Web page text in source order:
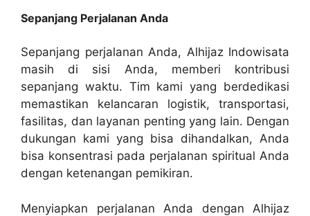
Sepanjang Perjalanan Anda
Sepanjang perjalanan Anda, Alhijaz Indowisata
masih di sisi Anda, memberi kontribusi
sepanjang waktu. Tim kami yang berdedikasi
memastikan kelancaran logistik, transportasi,
fasilitas, dan layanan penting yang lain. Dengan
dukungan kami yang bisa dihandalkan, Anda
bisa konsentrasi pada perjalanan spiritual Anda
dengan ketenangan pemikiran.
Menyiapkan perjalanan Anda dengan Alhijaz